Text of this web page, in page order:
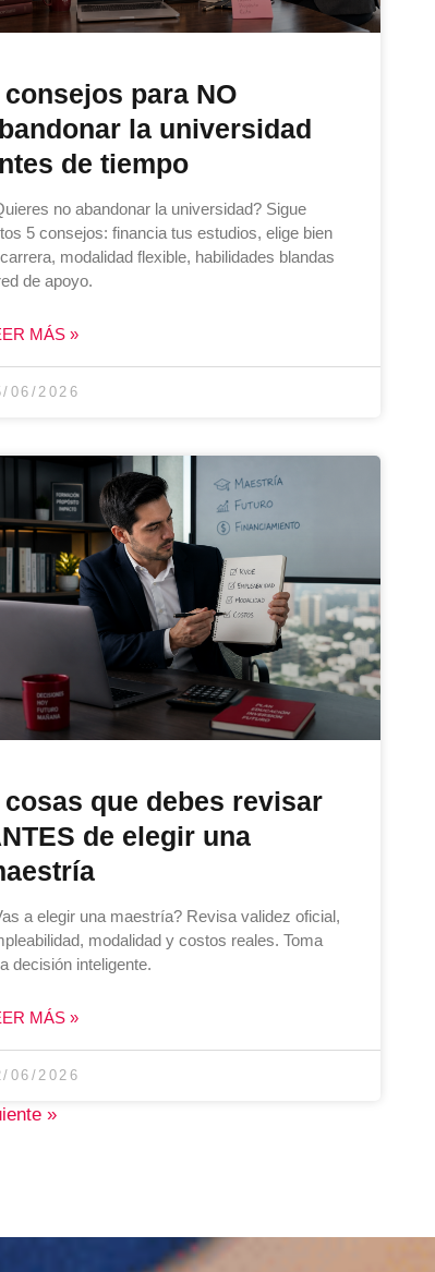
consejos para NO
la universidad
de tiempo
no abandonar la universidad? Sigue
5 consejos: financia tus estudios, elige bien
modalidad flexible, habilidades blandas
de apoyo.
MÁS »
06/2026
cosas que debes revisar
de elegir una
a elegir una maestría? Revisa validez oficial,
modalidad y costos reales. Toma
decisión inteligente.
MÁS »
06/2026
»